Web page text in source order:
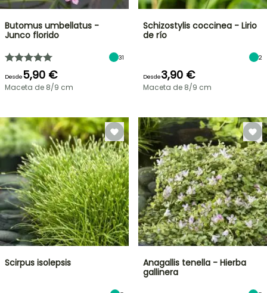
Butomus umbellatus -
Junco florido
31
Desde5,90 €
Maceta de 8/9 cm
Schizostylis coccinea - Lirio
de río
2
Desde3,90 €
Maceta de 8/9 cm
Scirpus isolepsis
Anagallis tenella - Hierba
gallinera